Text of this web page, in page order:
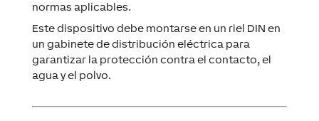
normas aplicables.
Este dispositivo debe montarse en un riel DIN en
un gabinete de distribución eléctrica para
garantizar la protección contra el contacto, el
agua y el polvo.